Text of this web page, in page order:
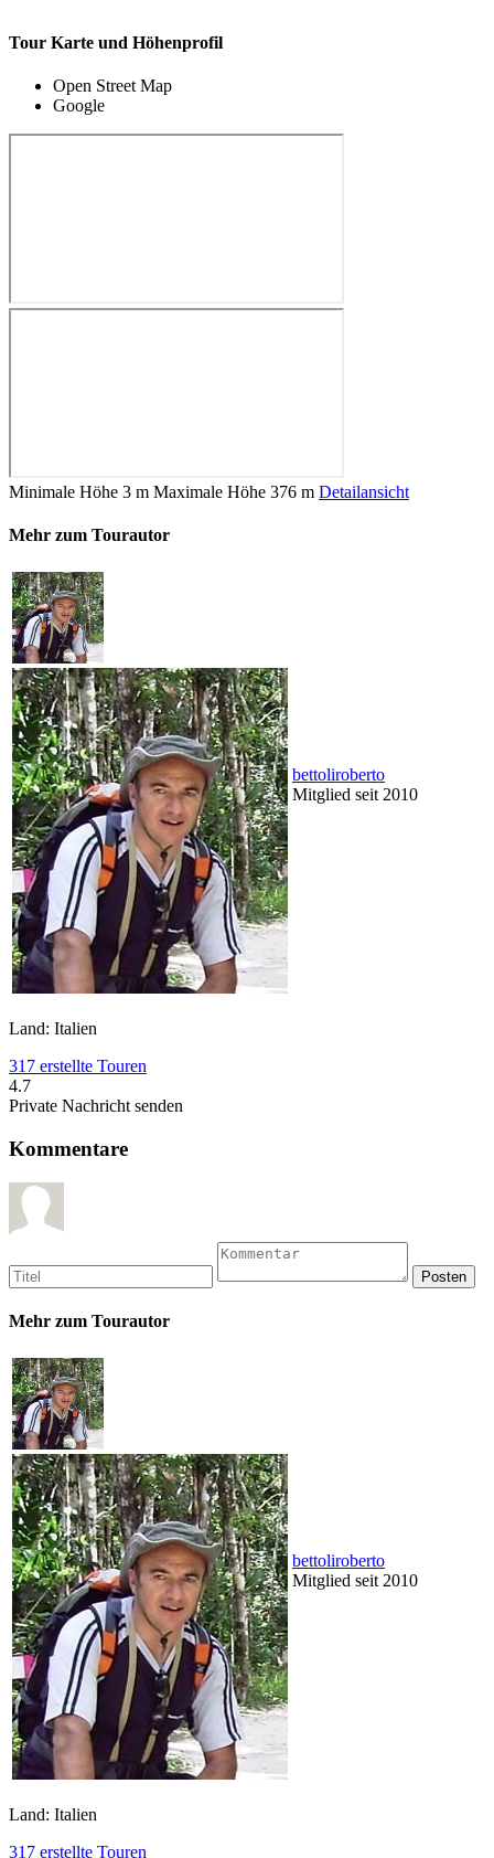
Tour Karte und Höhenprofil
Open Street Map
Google
Minimale Höhe 3 m Maximale Höhe 376 m Detailansicht
Mehr zum Tourautor
bettoliroberto
Mitglied seit 2010
Land: Italien
317 erstellte Touren
4.7
Private Nachricht senden
Kommentare
Mehr zum Tourautor
bettoliroberto
Mitglied seit 2010
Land: Italien
317 erstellte Touren